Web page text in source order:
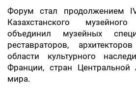
Форум стал продолжением
Казахстанского
объединил музейных
реставраторов,
области культурного
Франции, стран
мира.